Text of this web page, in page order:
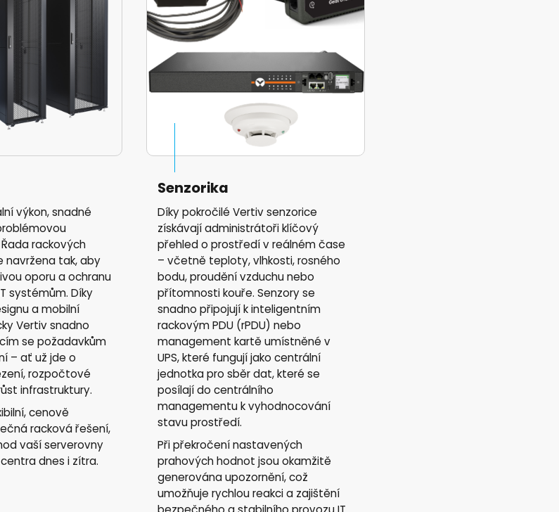
výkon, snadné
rackových
navržena tak, aby
oporu a ochranu
systémům. Díky
a mobilní
Vertiv snadno
se požadavkům
– ať už jde o
rozpočtové
infrastruktury.
cenově
racková řešení,
vaší serverovny
dnes i zítra.
Senzorika
Díky pokročilé Vertiv senzorice
získávají administrátoři klíčový
přehled o prostředí v reálném čase
– včetně teploty, vlhkosti, rosného
bodu, proudění vzduchu nebo
přítomnosti kouře. Senzory se
snadno připojují k inteligentním
rackovým PDU (rPDU) nebo
management kartě umístněné v
UPS, které fungují jako centrální
jednotka pro sběr dat, které se
posílají do centrálního
managementu k vyhodnocování
stavu prostředí.
Při překročení nastavených
prahových hodnot jsou okamžitě
generována upozornění, což
umožňuje rychlou reakci a zajištění